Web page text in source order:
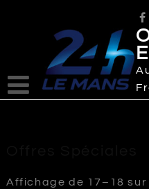
Affichage de 17–18